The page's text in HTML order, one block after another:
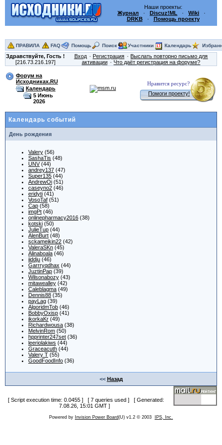
Наши проекты:
Журнал · Discuz!ML · Wiki ·
DRKB· Помощь проекту
ПРАВИЛА FAQ Помощь Поиск Участники Календарь
Здравствуйте, Гость !
[216.73.216.197]
Вход Регистрация
Выслать повторно письмо для
активации
Что даёт регистрация на форуме?
Форум на
Исходниках.RU
Календарь
5 Июнь
2026
Нравится ресурс?
Помоги проекту!
Календарь событий
День рождения
Valery (56)
SashaTis (48)
UNV(44)
andrey137 (47)
Super135 (44)
AndrewOi (51)
caseyno2 (46)
eridyti (41)
VosoTaf (51)
Cap (58)
imgPt (46)
onlinepharmacy2016 (38)
kotski (50)
JulieTup (44)
AlenBurt (48)
sckameikin22 (42)
ValeraSKn (45)
Alinaboala (46)
iiddju (46)
Garrryqdhax (44)
JuztinPap (39)
Wilsonabozy (43)
mitawealley (42)
Caleblagma (49)
Dennis88 (35)
payLag (39)
AlgoridmTob (46)
BobbyOxisp (41)
ikorkaKr (49)
Richardwousa (38)
MelvinRom (50)
hpprinter247set (36)
leeriolakiws (44)
Graceacuth (44)
Valery T (55)
GoodFoodInfo (36)
<< Назад
[ Script execution time: 0.0455 ] [ 7 queries used ] [ Generated:
7.08.26, 15:01 GMT ]
Powered by Invision Power Board(U) v1.2 © 2003 IPS, Inc.